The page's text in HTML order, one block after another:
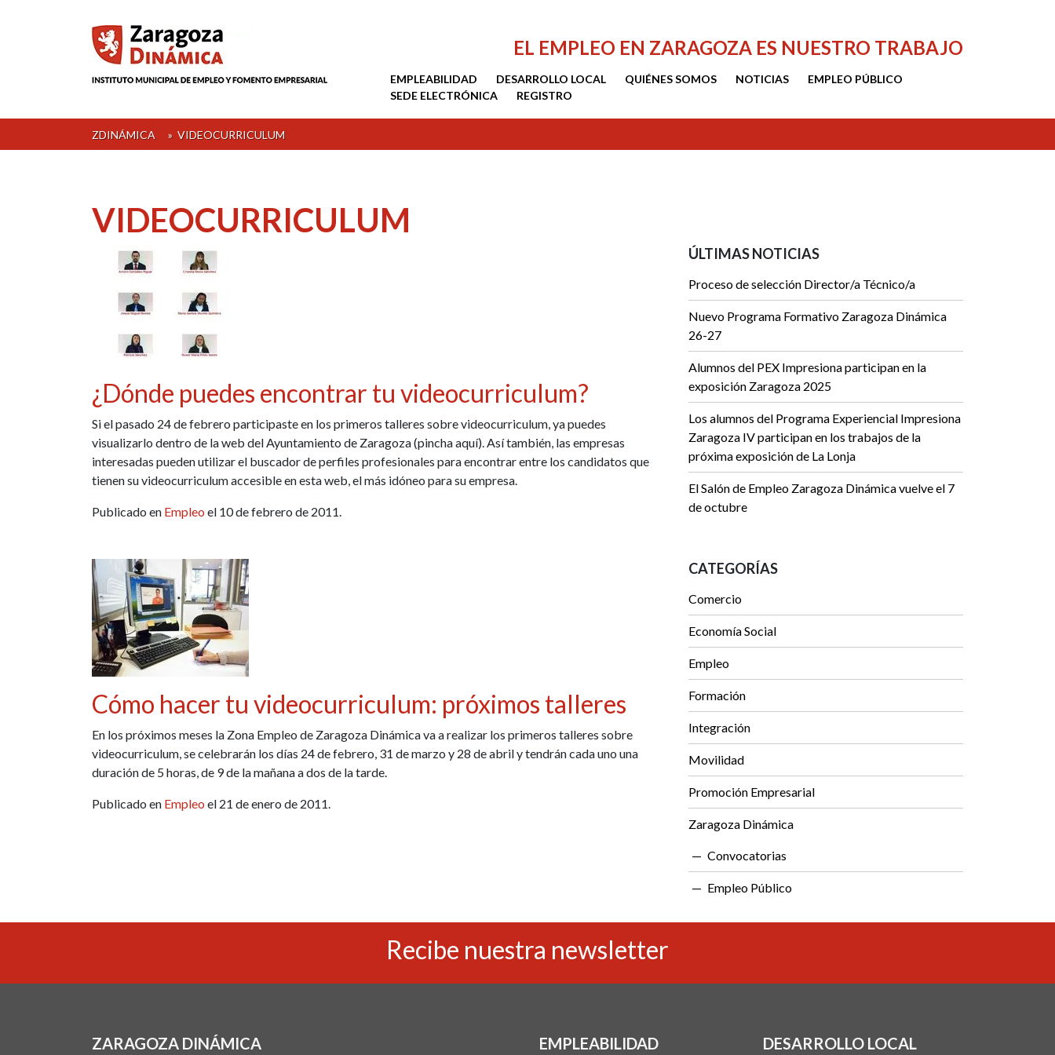
EL EMPLEO EN ZARAGOZA ES NUESTRO TRABAJO
EMPLEABILIDAD DESARROLLO LOCAL QUIÉNES SOMOS NOTICIAS
EMPLEO PÚBLICO
SEDE ELECTRÓNICA
REGISTRO
ZDINÁMICA » VIDEOCURRICULUM
VIDEOCURRICULUM
¿Dónde puedes encontrar tu videocurriculum?
Si el pasado 24 de febrero participaste en los primeros talleres sobre videocurriculum, ya puedes
visualizarlo dentro de la web del Ayuntamiento de Zaragoza (pincha aquí). Así también, las empresas
interesadas pueden utilizar el buscador de perfiles profesionales para encontrar entre los candidatos que
tienen su videocurriculum accesible en esta web, el más idóneo para su empresa.
Publicado en Empleo el 10 de febrero de 2011.
Cómo hacer tu videocurriculum: próximos talleres
En los próximos meses la Zona Empleo de Zaragoza Dinámica va a realizar los primeros talleres sobre
videocurriculum, se celebrarán los días 24 de febrero, 31 de marzo y 28 de abril y tendrán cada uno una
duración de 5 horas, de 9 de la mañana a dos de la tarde.
Publicado en Empleo el 21 de enero de 2011.
ÚLTIMAS NOTICIAS
Proceso de selección Director/a Técnico/a
Nuevo Programa Formativo Zaragoza Dinámica
26-27
Alumnos del PEX Impresiona participan en la
exposición Zaragoza 2025
Los alumnos del Programa Experiencial Impresiona
Zaragoza IV participan en los trabajos de la
próxima exposición de La Lonja
El Salón de Empleo Zaragoza Dinámica vuelve el 7
de octubre
CATEGORÍAS
Comercio
Economía Social
Empleo
Formación
Integración
Movilidad
Promoción Empresarial
Zaragoza Dinámica
Convocatorias
Empleo Público
Recibe nuestra newsletter
ZARAGOZA DINÁMICA EMPLEABILIDAD DESARROLLO LOCAL